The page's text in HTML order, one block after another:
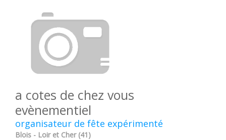
a cotes de chez vous
evènementiel
organisateur de fête expérimenté
Blois - Loir et Cher (41)